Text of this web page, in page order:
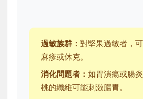
過敏族群： 對堅果過敏者，
麻疹或休克。
消化問題者： 如胃潰瘍或腸
桃的纖維可能刺激腸胃。